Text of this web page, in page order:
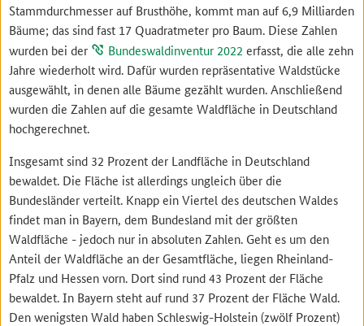
Stammdurchmesser auf Brusthöhe, kommt man auf 6,9 Milliarden
Bäume; das sind fast 17 Quadratmeter pro Baum. Diese Zahlen
wurden bei der
Bundeswaldinventur 2022 erfasst, die alle zehn
Jahre wiederholt wird. Dafür wurden repräsentative Waldstücke
ausgewählt, in denen alle Bäume gezählt wurden. Anschließend
wurden die Zahlen auf die gesamte Waldfläche in Deutschland
hochgerechnet.
Insgesamt sind 32 Prozent der Landfläche in Deutschland
bewaldet. Die Fläche ist allerdings ungleich über die
Bundesländer verteilt. Knapp ein Viertel des deutschen Waldes
findet man in Bayern, dem Bundesland mit der größten
Waldfläche - jedoch nur in absoluten Zahlen. Geht es um den
Anteil der Waldfläche an der Gesamtfläche, liegen Rheinland-
Pfalz und Hessen vorn. Dort sind rund 43 Prozent der Fläche
bewaldet. In Bayern steht auf rund 37 Prozent der Fläche Wald.
Den wenigsten Wald haben Schleswig-Holstein (zwölf Prozent)